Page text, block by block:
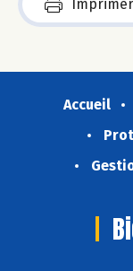
Accueil